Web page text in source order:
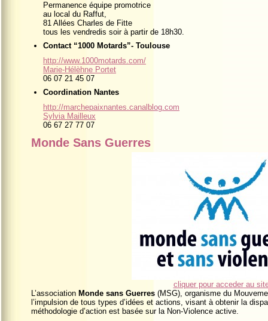
Permanence équipe promotrice
au local du Raffut,
81 Allées Charles de Fitte
tous les vendredis soir à partir de 18h30.
Contact “1000 Motards”- Toulouse
http://www.1000motards.com/
Marie-Hélèhne Portet
06 07 21 45 07
Coordination Nantes
http://marchepaixnantes.canalblog.com
Sylvia Mailleux
06 67 27 77 07
Monde Sans Guerres
cliquer pour acceder au
L’association Monde sans Guerres (MSG), organisme du
l’impulsion de tous types d’idées et actions, visant à obtenir la
méthodologie d’action est basée sur la Non-Violence active.